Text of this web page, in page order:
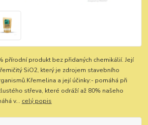
přírodní produkt bez přidaných chemikálií. Její
SiO2, který je zdrojem stavebního
a její účinky:- pomáhá při
střeva, které odráží až 80% našeho
v... celý popis